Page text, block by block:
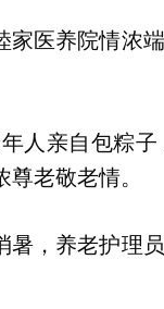
医养院情浓
人亲自包粽
老敬老情。
，养老护理